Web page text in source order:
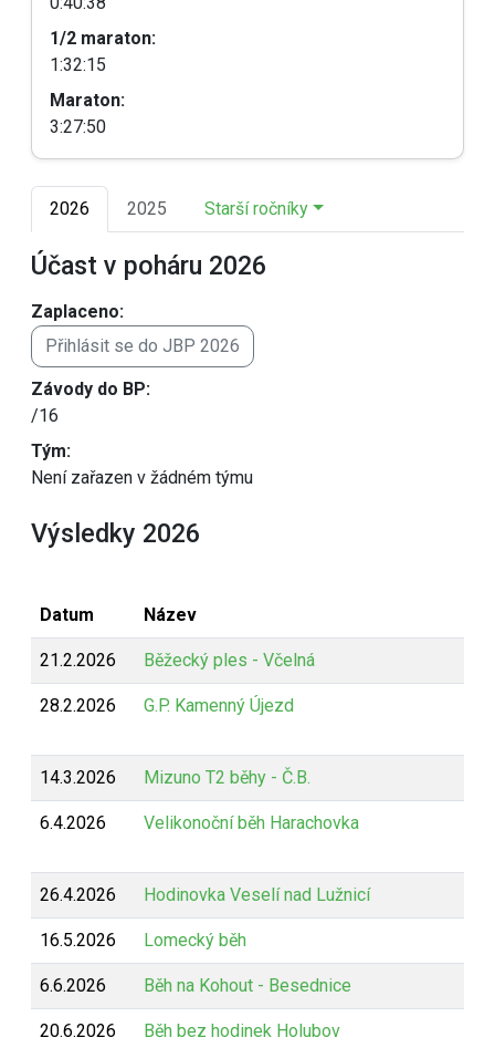
1/2 maraton:
1:32:15
Maraton:
3:27:50
2026 2025 Starší ročníky
Účast v poháru 2026
Zaplaceno:
Přihlásit se do JBP 2026
Závody do BP:
/16
Tým:
Není zařazen v žádném týmu
Výsledky 2026
Datum Název
21.2.2026 Běžecký ples - Včelná
28.2.2026 G.P. Kamenný Újezd
14.3.2026 Mizuno T2 běhy - Č.B.
6.4.2026 Velikonoční běh Harachovka
26.4.2026 Hodinovka Veselí nad Lužnicí
16.5.2026 Lomecký běh
6.6.2026 Běh na Kohout - Besednice
20.6.2026 Běh bez hodinek Holubov